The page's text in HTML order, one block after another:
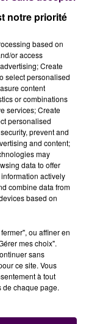
Voice & The Voice
Parc !
4h16
4h16
notre priorité
based on
or access
Create
select personalised
content
or combinations
services; Create
personalised
prevent and
and content;
may
data to offer
actively
combine data from
based on
ou affiner en
mes choix".
sans
ce site. Vous
à tout
de chaque page.